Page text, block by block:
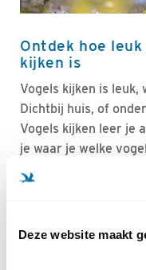
Deze website maakt
Ontdek hoe
kijken is
Vogels kijken is leuk,
Dichtbij huis, of
Vogels kijken leer je
je waar je welke
Vraag de gratis